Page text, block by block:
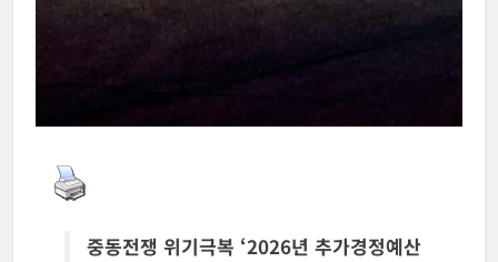
중동전쟁 위기극복 ‘2026년 추가경정예산